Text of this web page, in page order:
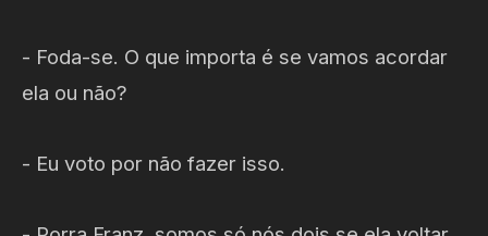
- Foda-se. O que importa é se vamos acordar
ela ou não?
- Eu voto por não fazer isso.